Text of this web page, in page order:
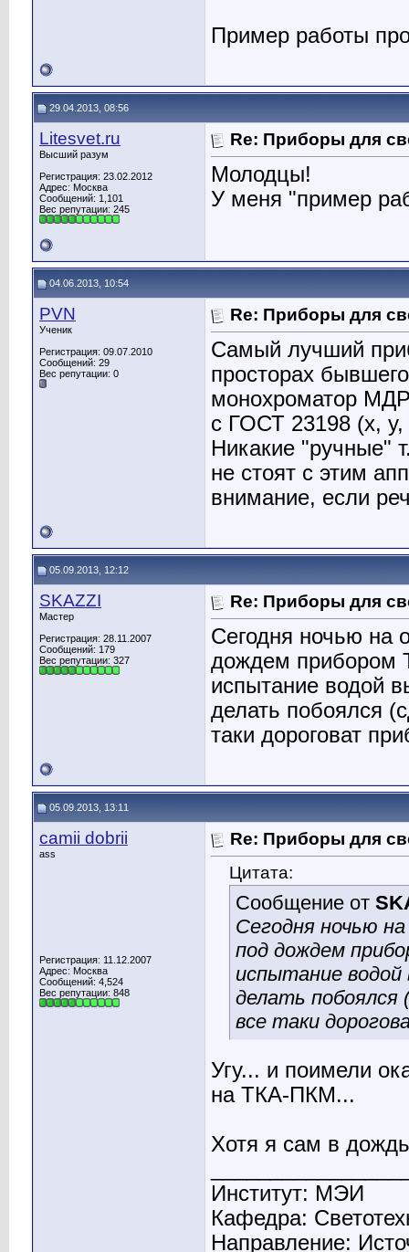
Пример работы
29.04.2013, 08:56
Litesvet.ru
Высший разум
Регистрация: 23.02.2012
Адрес: Москва
Сообщений: 1,101
Вес репутации: 245
Re: Приборы для
Молодцы!
У меня "пример
04.06.2013, 10:54
PVN
Ученик
Регистрация: 09.07.2010
Сообщений: 29
Вес репутации: 0
Re: Приборы для
Самый лучший
просторах
монохроматор
с ГОСТ 23198 (х, у,
Никакие "ручные"
не стоят с этим
внимание, если
05.09.2013, 12:12
SKAZZI
Мастер
Регистрация: 28.11.2007
Сообщений: 179
Вес репутации: 327
Re: Приборы для
Сегодня ночью на
дождем прибором
испытание водой
делать побоялся
таки дороговат
05.09.2013, 13:11
camii dobrii
ass
Регистрация: 11.12.2007
Адрес: Москва
Сообщений: 4,524
Вес репутации: 848
Re: Приборы для
Цитата:
Сообщение от
Сегодня ночью
под дождем
испытание
делать побоялся
все таки
Угу... и поимели
на ТКА-ПКМ...
Хотя я сам в
Институт: МЭИ
Кафедра:
Направление: